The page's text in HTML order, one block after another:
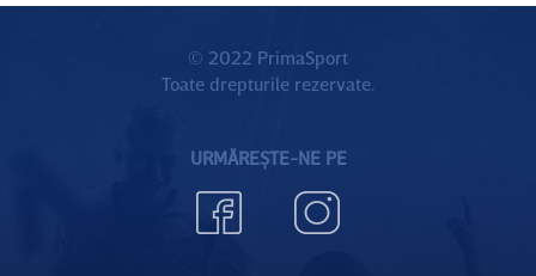
© 2022 PrimaSport
Toate drepturile rezervate.
URMĂREȘTE-NE PE